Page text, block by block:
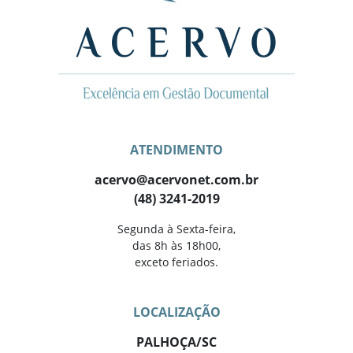
ATENDIMENTO
acervo@acervonet.com.br
(48) 3241-2019
Segunda à Sexta-feira,
das 8h às 18h00,
exceto feriados.
LOCALIZAÇÃO
PALHOÇA/SC